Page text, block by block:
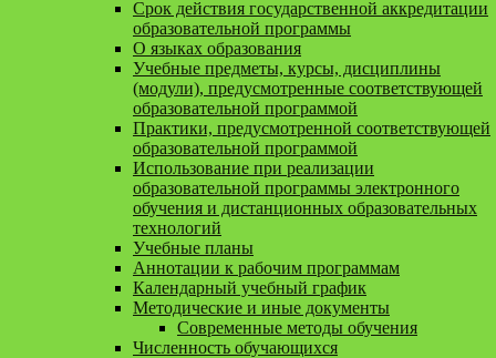
Срок действия государственной аккредитации
образовательной программы
О языках образования
Учебные предметы, курсы, дисциплины
(модули), предусмотренные соответствующей
образовательной программой
Практики, предусмотренной соответствующей
образовательной программой
Использование при реализации
образовательной программы электронного
обучения и дистанционных образовательных
технологий
Учебные планы
Аннотации к рабочим программам
Календарный учебный график
Методические и иные документы
Современные методы обучения
Численность обучающихся